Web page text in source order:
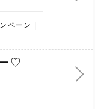
ペーン
♡